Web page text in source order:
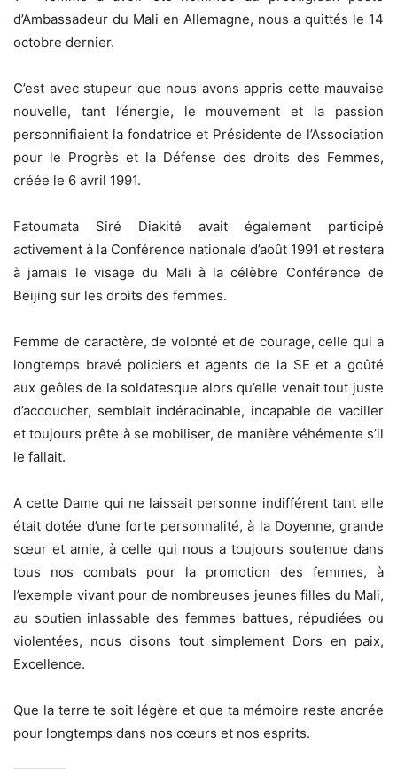
d’Ambassadeur du Mali en Allemagne, nous a quittés le 14
octobre dernier.
C’est avec stupeur que nous avons appris cette mauvaise
nouvelle, tant l’énergie, le mouvement et la passion
personnifiaient la fondatrice et Présidente de l’Association
pour le Progrès et la Défense des droits des Femmes,
créée le 6 avril 1991.
Fatoumata Siré Diakité avait également participé
activement à la Conférence nationale d’août 1991 et restera
à jamais le visage du Mali à la célèbre Conférence de
Beijing sur les droits des femmes.
Femme de caractère, de volonté et de courage, celle qui a
longtemps bravé policiers et agents de la SE et a goûté
aux geôles de la soldatesque alors qu’elle venait tout juste
d’accoucher, semblait indéracinable, incapable de vaciller
et toujours prête à se mobiliser, de manière véhémente s’il
le fallait.
A cette Dame qui ne laissait personne indifférent tant elle
était dotée d’une forte personnalité, à la Doyenne, grande
sœur et amie, à celle qui nous a toujours soutenue dans
tous nos combats pour la promotion des femmes, à
l’exemple vivant pour de nombreuses jeunes filles du Mali,
au soutien inlassable des femmes battues, répudiées ou
violentées, nous disons tout simplement Dors en paix,
Excellence.
Que la terre te soit légère et que ta mémoire reste ancrée
pour longtemps dans nos cœurs et nos esprits.